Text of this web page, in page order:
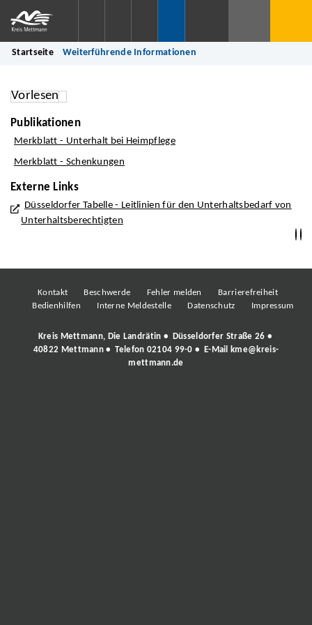
Startseite Weiterführende Informationen
Vorlesen
Publikationen
Merkblatt - Unterhalt bei Heimpflege
Merkblatt - Schenkungen
Externe Links
Düsseldorfer Tabelle - Leitlinien für den Unterhaltsbedarf von
Unterhaltsberechtigten
Kontakt Beschwerde Fehler melden
Barrierefreiheit
Bedienhilfen
Interne Meldestelle Datenschutz Impressum
Kreis Mettmann, Die Landrätin • Düsseldorfer Straße 26 •
40822 Mettmann • Telefon 02104 99-0 • E-Mail
kme@kreis-
mettmann.de